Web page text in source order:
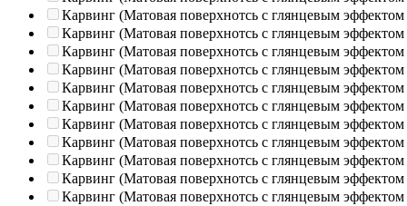
Карвинг (Матовая поверхнотсь с глянцевым эффектом
Карвинг (Матовая поверхнотсь с глянцевым эффектом
Карвинг (Матовая поверхнотсь с глянцевым эффектом
Карвинг (Матовая поверхнотсь с глянцевым эффектом
Карвинг (Матовая поверхнотсь с глянцевым эффектом
Карвинг (Матовая поверхнотсь с глянцевым эффектом
Карвинг (Матовая поверхнотсь с глянцевым эффектом
Карвинг (Матовая поверхнотсь с глянцевым эффектом
Карвинг (Матовая поверхнотсь с глянцевым эффектом
Карвинг (Матовая поверхнотсь с глянцевым эффектом
Карвинг (Матовая поверхнотсь с глянцевым эффектом